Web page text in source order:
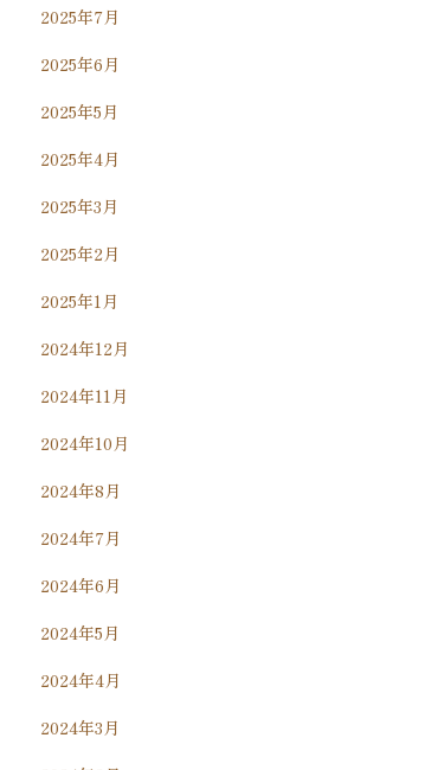
2025年7月
2025年6月
2025年5月
2025年4月
2025年3月
2025年2月
2025年1月
2024年12月
2024年11月
2024年10月
2024年8月
2024年7月
2024年6月
2024年5月
2024年4月
2024年3月